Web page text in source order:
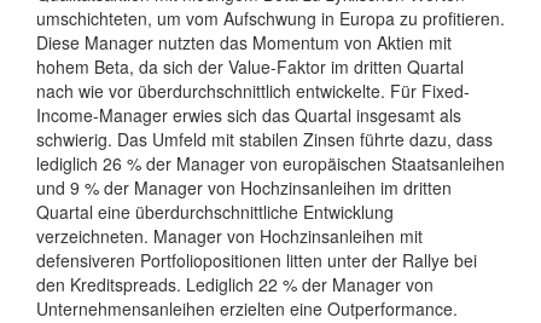
umschichteten, um vom Aufschwung in Europa zu profitieren.
Diese Manager nutzten das Momentum von Aktien mit
hohem Beta, da sich der Value-Faktor im dritten Quartal
nach wie vor überdurchschnittlich entwickelte. Für Fixed-
Income-Manager erwies sich das Quartal insgesamt als
schwierig. Das Umfeld mit stabilen Zinsen führte dazu, dass
lediglich 26 % der Manager von europäischen Staatsanleihen
und 9 % der Manager von Hochzinsanleihen im dritten
Quartal eine überdurchschnittliche Entwicklung
verzeichneten. Manager von Hochzinsanleihen mit
defensiveren Portfoliopositionen litten unter der Rallye bei
den Kreditspreads. Lediglich 22 % der Manager von
Unternehmensanleihen erzielten eine Outperformance.